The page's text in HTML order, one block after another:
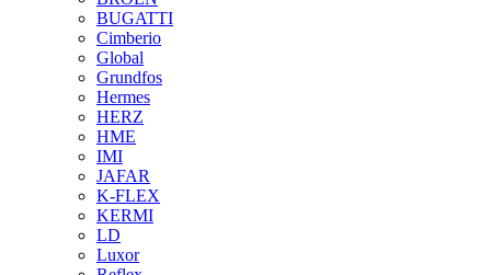
BUGATTI
Cimberio
Global
Grundfos
Hermes
HERZ
HME
IMI
JAFAR
K-FLEX
KERMI
LD
Luxor